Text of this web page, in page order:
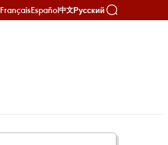
FrançaisEspañol中文Русский